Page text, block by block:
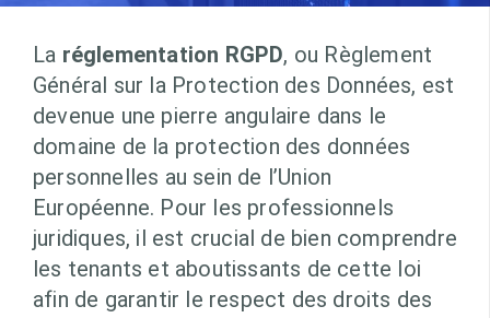
La réglementation RGPD, ou Règlement
Général sur la Protection des Données, est
devenue une pierre angulaire dans le
domaine de la protection des données
personnelles au sein de l’Union
Européenne. Pour les professionnels
juridiques, il est crucial de bien comprendre
les tenants et aboutissants de cette loi
afin de garantir le respect des droits des